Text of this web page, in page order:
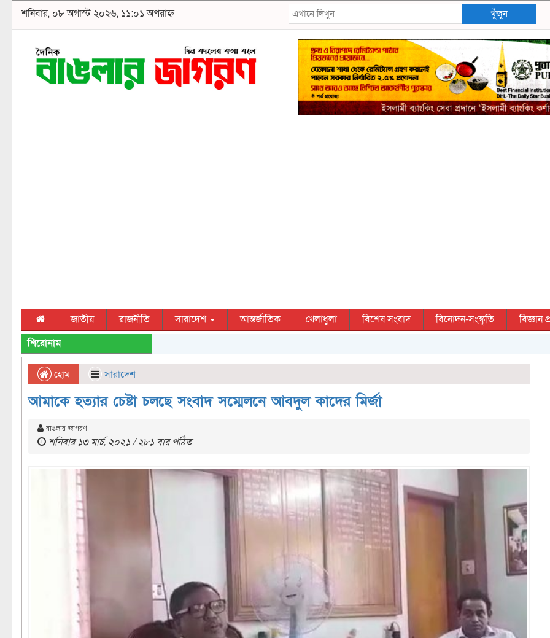
শনিবার, ০৮ অগাস্ট ২০২৬, ১১:০১ অপরাহ্ন খুঁজুন
জাতীয় রাজনীতি সারাদেশ আন্তর্জাতিক খেলাধুলা বিশেষ সংবাদ বিনোদন-সংস্কৃতি বিজ্ঞান
শিরোনাম
হোম সারাদেশ
আমাকে হত্যার চেষ্টা চলছে সংবাদ সম্মেলনে আবদুল কাদের মির্জা
বাঙলার জাগরণ
শনিবার ১৩ মার্চ, ২০২১ / ২৮১ বার পঠিত